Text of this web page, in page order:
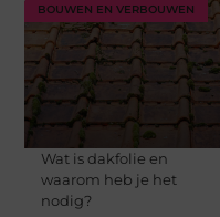
BOUWEN EN VERBOUWEN
Wat is dakfolie en
waarom heb je het
nodig?